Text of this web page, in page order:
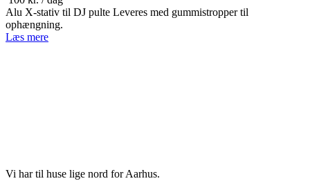
Alu X-stativ til DJ pulte Leveres med gummistropper til
ophængning.
Læs mere
Vi har til huse lige nord for Aarhus.